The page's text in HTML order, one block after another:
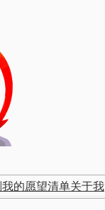
我的愿望清单关于我